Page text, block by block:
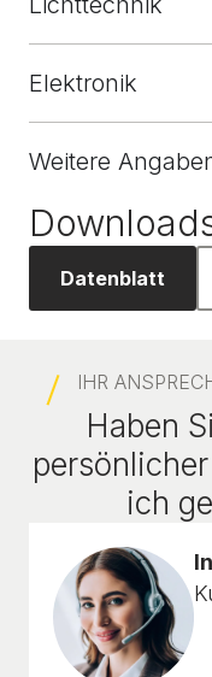
Elektronik
Weitere
Datenblatt
IHR
Haben
ich